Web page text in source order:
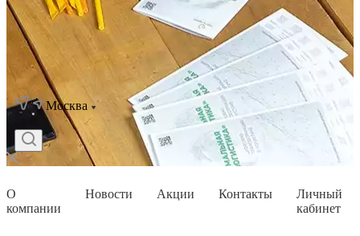
Москва
О
компании
Новости Акции Контакты
Личный
кабинет